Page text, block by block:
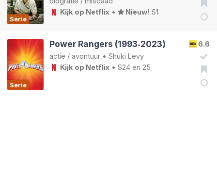
Serie
Kijk op Netflix • Nieuw! S1
Serie
6.6
Power Rangers (1993‑2023)
actie / avontuur • Shuki Levy
Kijk op Netflix • S24 en 25